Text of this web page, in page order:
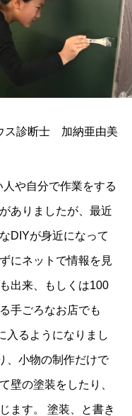
ス診断士 加納亜由美
や自分で作業をする
ありましたが、最近
DIYが身近になって
にネットで情報を見
出来、もしくは100
手ごろなお店でも
入るようになりまし
、小物の制作だけで
壁の塗装をしたり、
ます。 塗装、と書き